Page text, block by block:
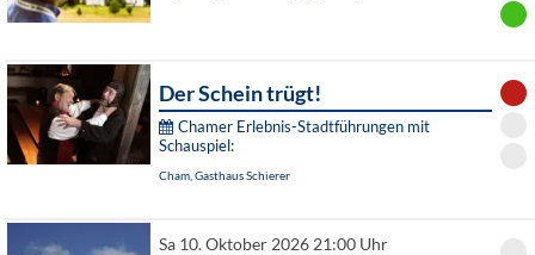
Der Schein trügt!
Chamer Erlebnis-Stadtführungen mit
Schauspiel:
Cham, Gasthaus Schierer
Sa 10. Oktober 2026 21:00 Uhr